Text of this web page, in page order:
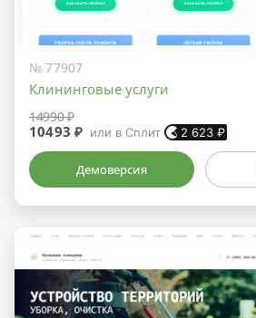
№ 77907
Клининговые услуги
14990 ₽
10493 ₽ или в Сплит 2 623 ₽
Демоверсия